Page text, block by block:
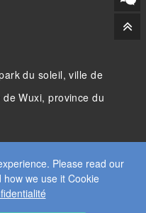
Please read our
we use it Cookie
du soleil, ville de
Wuxi, province du
LOURDE CO.LTD. TOUS
DESIGNBY WANGKE
XML POLITIQUE DE